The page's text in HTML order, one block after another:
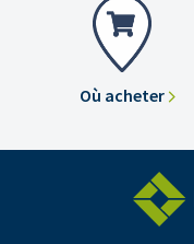
Où acheter